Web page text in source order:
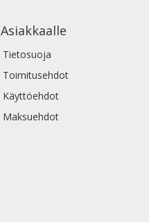
Asiakkaalle
Tietosuoja
Toimitusehdot
Käyttöehdot
Maksuehdot